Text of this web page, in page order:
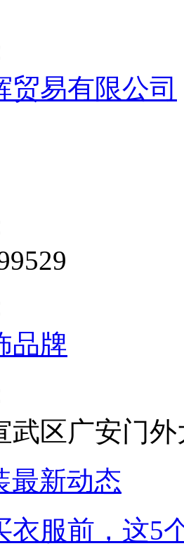
贸易有限公司
品牌
武区广安门
最新动态
衣服前，这5